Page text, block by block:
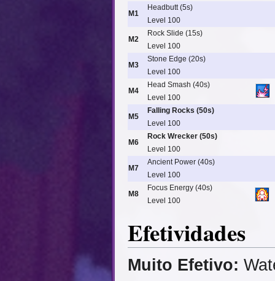
M1
Headbutt (5s)
Level 100
M2
Rock Slide (15s)
Level 100
M3
Stone Edge (20s)
Level 100
M4
Head Smash (40s)
Level 100
M5
Falling Rocks (50s)
Level 100
M6
Rock Wrecker (50s)
Level 100
M7
Ancient Power (40s)
Level 100
M8
Focus Energy (40s)
Level 100
Efetividades
Muito Efetivo: